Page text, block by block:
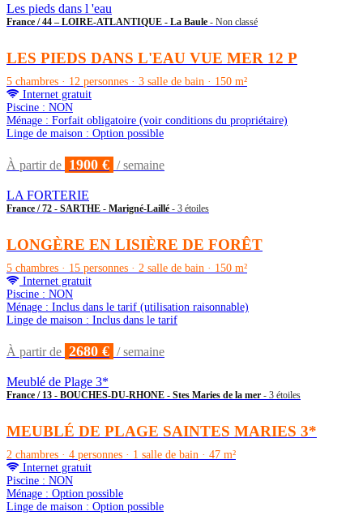
Les pieds dans l 'eau
France / 44 – LOIRE-ATLANTIQUE - La Baule - Non classé
LES PIEDS DANS L'EAU VUE MER 12 P
5 chambres · 12 personnes · 3 salle de bain · 150 m²
Internet gratuit
Piscine : NON
Ménage : Forfait obligatoire (voir conditions du propriétaire)
Linge de maison : Option possible
À partir de 1900 € / semaine
LA FORTERIE
France / 72 - SARTHE - Marigné-Laillé - 3 étoiles
LONGÈRE EN LISIÈRE DE FORÊT
5 chambres · 15 personnes · 2 salle de bain · 150 m²
Internet gratuit
Piscine : NON
Ménage : Inclus dans le tarif (utilisation raisonnable)
Linge de maison : Inclus dans le tarif
À partir de 2680 € / semaine
Meublé de Plage 3*
France / 13 - BOUCHES-DU-RHONE - Stes Maries de la mer - 3 étoiles
MEUBLÉ DE PLAGE SAINTES MARIES 3*
2 chambres · 4 personnes · 1 salle de bain · 47 m²
Internet gratuit
Piscine : NON
Ménage : Option possible
Linge de maison : Option possible